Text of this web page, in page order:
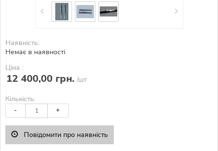
Наявність:
Немає в наявності
Ціна :
12 400,00 грн. /шт
Кількість:
- +
Повідомити про наявність